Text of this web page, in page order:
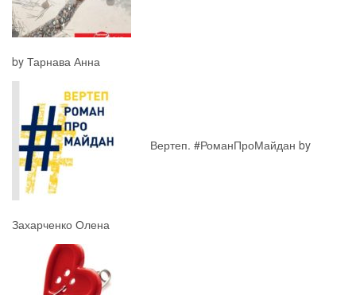
by Тарнава Анна
Вертеп. #РоманПроМайдан by
Захарченко Олена